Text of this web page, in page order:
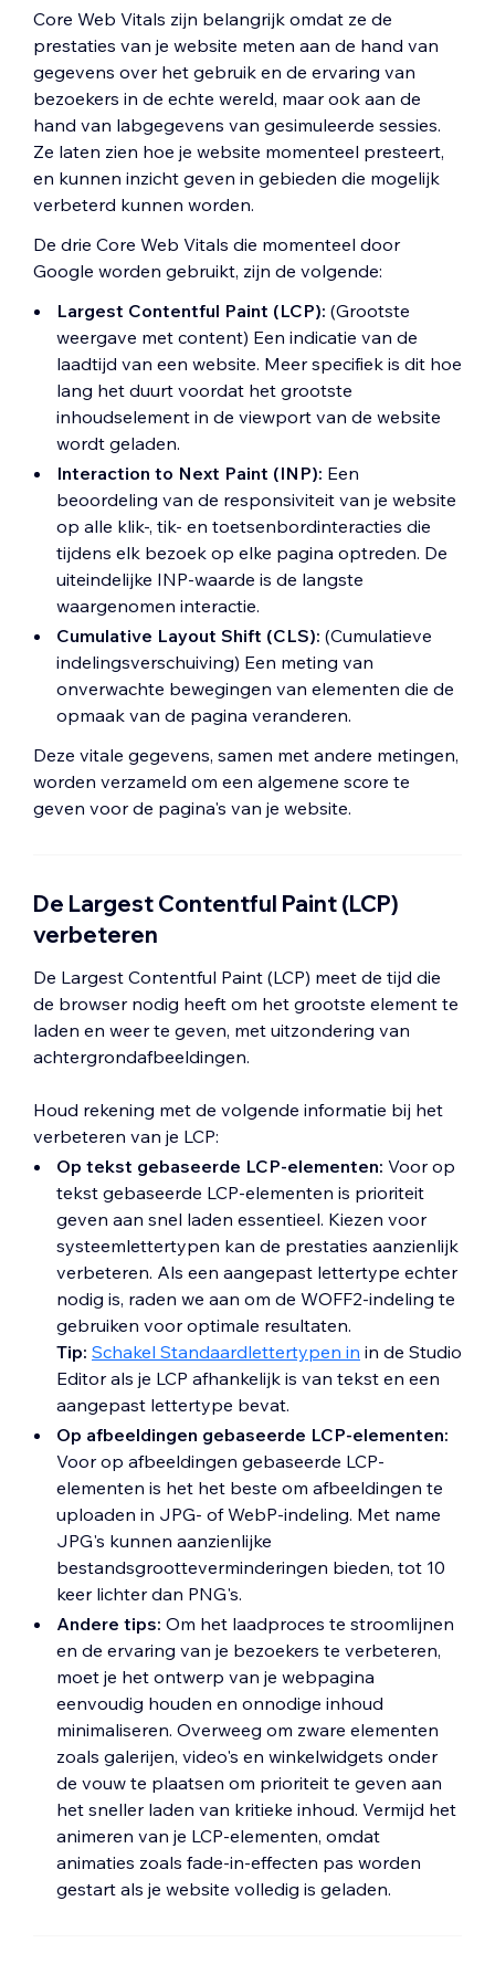
Core Web Vitals zijn belangrijk omdat ze de
prestaties van je website meten aan de hand van
gegevens over het gebruik en de ervaring van
bezoekers in de echte wereld, maar ook aan de
hand van labgegevens van gesimuleerde sessies.
Ze laten zien hoe je website momenteel presteert,
en kunnen inzicht geven in gebieden die mogelijk
verbeterd kunnen worden.
De drie Core Web Vitals die momenteel door
Google worden gebruikt, zijn de volgende:
Largest Contentful Paint (LCP): (Grootste
weergave met content) Een indicatie van de
laadtijd van een website. Meer specifiek is dit hoe
lang het duurt voordat het grootste
inhoudselement in de viewport van de website
wordt geladen.
Interaction to Next Paint (INP): Een
beoordeling van de responsiviteit van je website
op alle klik-, tik- en toetsenbordinteracties die
tijdens elk bezoek op elke pagina optreden. De
uiteindelijke INP-waarde is de langste
waargenomen interactie.
Cumulative Layout Shift (CLS): (Cumulatieve
indelingsverschuiving) Een meting van
onverwachte bewegingen van elementen die de
opmaak van de pagina veranderen.
Deze vitale gegevens, samen met andere metingen,
worden verzameld om een algemene score te
geven voor de pagina's van je website.
De Largest Contentful Paint (LCP)
verbeteren
De Largest Contentful Paint (LCP) meet de tijd die
de browser nodig heeft om het grootste element te
laden en weer te geven, met uitzondering van
achtergrondafbeeldingen.
Houd rekening met de volgende informatie bij het
verbeteren van je LCP:
Op tekst gebaseerde LCP-elementen: Voor op
tekst gebaseerde LCP-elementen is prioriteit
geven aan snel laden essentieel. Kiezen voor
systeemlettertypen kan de prestaties aanzienlijk
verbeteren. Als een aangepast lettertype echter
nodig is, raden we aan om de WOFF2-indeling te
gebruiken voor optimale resultaten.
Tip: Schakel Standaardlettertypen in in de Studio
Editor als je LCP afhankelijk is van tekst en een
aangepast lettertype bevat.
Op afbeeldingen gebaseerde LCP-elementen:
Voor op afbeeldingen gebaseerde LCP-
elementen is het het beste om afbeeldingen te
uploaden in JPG- of WebP-indeling. Met name
JPG's kunnen aanzienlijke
bestandsgrootteverminderingen bieden, tot 10
keer lichter dan PNG's.
Andere tips: Om het laadproces te stroomlijnen
en de ervaring van je bezoekers te verbeteren,
moet je het ontwerp van je webpagina
eenvoudig houden en onnodige inhoud
minimaliseren. Overweeg om zware elementen
zoals galerijen, video's en winkelwidgets onder
de vouw te plaatsen om prioriteit te geven aan
het sneller laden van kritieke inhoud. Vermijd het
animeren van je LCP-elementen, omdat
animaties zoals fade-in-effecten pas worden
gestart als je website volledig is geladen.